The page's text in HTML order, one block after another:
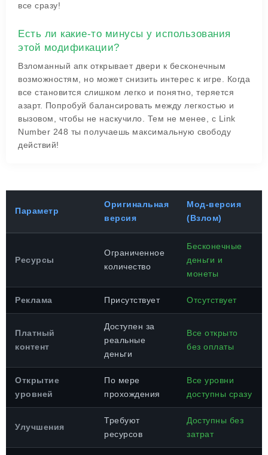
все сразу!
Есть ли какие-то минусы у использования
этой модификации?
Взломанный апк открывает двери к бесконечным
возможностям, но может снизить интерес к игре. Когда
все становится слишком легко и понятно, теряется
азарт. Попробуй балансировать между легкостью и
вызовом, чтобы не наскучило. Тем не менее, с Link
Number 248 ты получаешь максимальную свободу
действий!
Параметр
Оригинальная
версия
Мод-версия
(Взлом)
Ресурсы
Ограниченное
количество
Бесконечные
деньги и
монеты
Реклама Присутствует Отсутствует
Платный
контент
Доступен за
реальные
деньги
Все открыто
без оплаты
Открытие
уровней
По мере
прохождения
Все уровни
доступны сразу
Улучшения
Требуют
ресурсов
Доступны без
затрат